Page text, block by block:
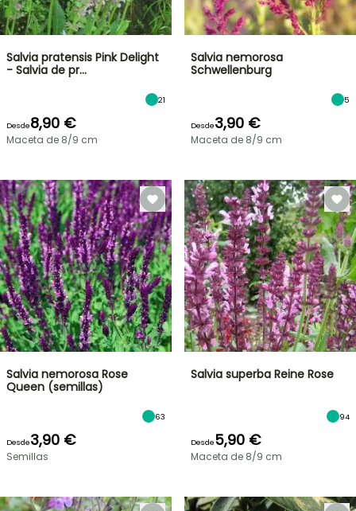
Salvia pratensis Pink Delight
- Salvia de pr…
21
Desde8,90 €
Maceta de 8/9 cm
Salvia nemorosa
Schwellenburg
5
Desde3,90 €
Maceta de 8/9 cm
Salvia nemorosa Rose
Queen (semillas)
63
Desde3,90 €
Semillas
Salvia superba Reine Rose
94
Desde5,90 €
Maceta de 8/9 cm